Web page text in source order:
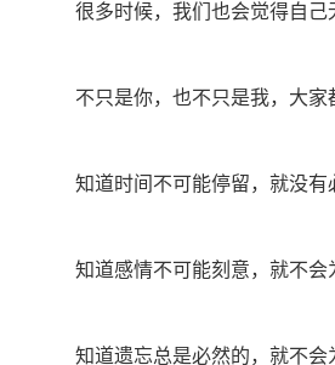
很多时候，我们也会觉得自己
不只是你，也不只是我，大家
知道时间不可能停留，就没有
知道感情不可能刻意，就不会
知道遗忘总是必然的，就不会